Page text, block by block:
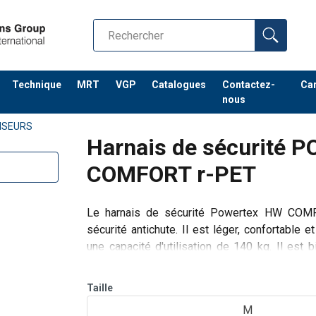
Technique MRT VGP Catalogues
Contactez-
nous
Harnais de sécurité
COMFORT r-PET
Le harnais de sécurité Powertex HW
sécurité antichute. Il est léger, confortable
une capacité d'utilisation de 140 kg. Il est
Taille
M
cm
112 112-132
122 132-142